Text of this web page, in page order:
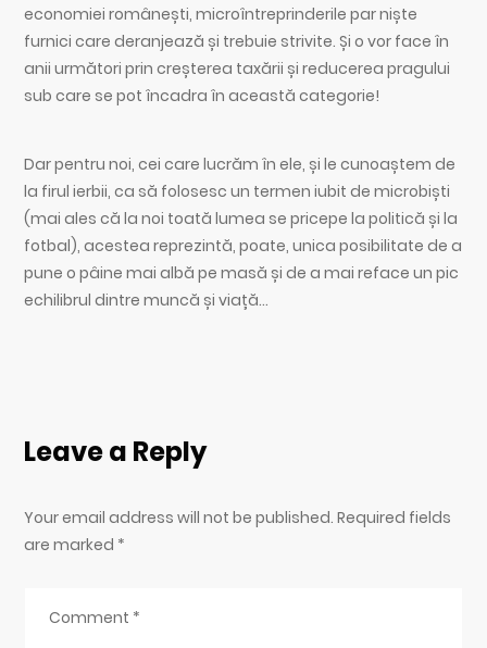
economiei românești, microîntreprinderile par niște
furnici care deranjează și trebuie strivite. Și o vor face în
anii următori prin creșterea taxării și reducerea pragului
sub care se pot încadra în această categorie!
Dar pentru noi, cei care lucrăm în ele, și le cunoaștem de
la firul ierbii, ca să folosesc un termen iubit de microbiști
(mai ales că la noi toată lumea se pricepe la politică și la
fotbal), acestea reprezintă, poate, unica posibilitate de a
pune o pâine mai albă pe masă și de a mai reface un pic
echilibrul dintre muncă și viață…
Leave a Reply
Your email address will not be published. Required fields
are marked *